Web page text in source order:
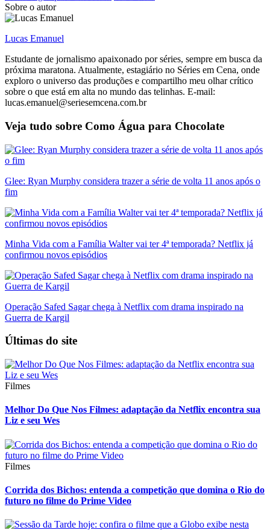
Sobre o autor
Lucas Emanuel
Estudante de jornalismo apaixonado por séries, sempre em busca da
próxima maratona. Atualmente, estagiário no Séries em Cena, onde
exploro o universo das produções e compartilho meu olhar crítico
sobre o que está em alta no mundo das telinhas. E-mail:
lucas.emanuel@seriesemcena.com.br
Veja tudo sobre Como Água para Chocolate
Glee: Ryan Murphy considera trazer a série de volta 11 anos após o
fim
Minha Vida com a Família Walter vai ter 4ª temporada? Netflix já
confirmou novos episódios
Operação Safed Sagar chega à Netflix com drama inspirado na
Guerra de Kargil
Últimas do site
Filmes
Melhor Do Que Nos Filmes: adaptação da Netflix encontra sua
Liz e seu Wes
Filmes
Corrida dos Bichos: entenda a competição que domina o Rio do
futuro no filme do Prime Video